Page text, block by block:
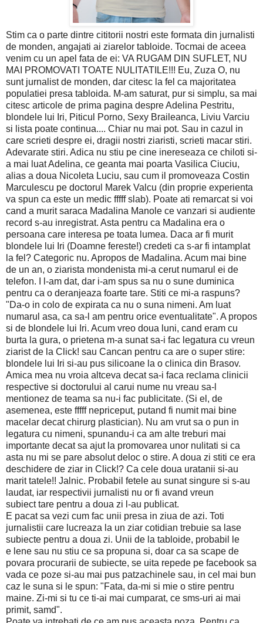
Stim ca o parte dintre cititorii nostri este formata din jurnalisti
de monden, angajati ai ziarelor tabloide. Tocmai de aceea
venim cu un apel fata de ei: VA RUGAM DIN SUFLET, NU
MAI PROMOVATI TOATE NULITATILE!!! Eu, Zuza O, nu
sunt jurnalist de monden, dar citesc la fel ca majoritatea
populatiei presa tabloida. M-am saturat, pur si simplu, sa mai
citesc articole de prima pagina despre Adelina Pestritu,
blondele lui Iri, Piticul Porno, Sexy Braileanca, Liviu Varciu
si lista poate continua.... Chiar nu mai pot. Sau in cazul in
care scrieti despre ei, dragii nostri ziaristi, scrieti macar stiri.
Adevarate stiri. Adica nu stiu pe cine inereseaza ce chiloti si-
a mai luat Adelina, ce geanta mai poarta Vasilica Ciuciu,
alias a doua Nicoleta Luciu, sau cum il promoveaza Costin
Marculescu pe doctorul Marek Valcu (din proprie experienta
va spun ca este un medic fffff slab). Poate ati remarcat si voi
cand a murit saraca Madalina Manole ce vanzari si audiente
record s-au inregistrat. Asta pentru ca Madalina era o
persoana care interesa pe toata lumea. Daca ar fi murit
blondele lui Iri (Doamne fereste!) credeti ca s-ar fi intamplat
la fel? Categoric nu. Apropos de Madalina. Acum mai bine
de un an, o ziarista mondenista mi-a cerut numarul ei de
telefon. I l-am dat, dar i-am spus sa nu o sune duminica
pentru ca o deranjeaza foarte tare. Stiti ce mi-a raspuns?
"Da-o in colo de expirata ca nu o suna nimeni. Am luat
numarul asa, ca sa-l am pentru orice eventualitate". A propos
si de blondele lui Iri. Acum vreo doua luni, cand eram cu
burta la gura, o prietena m-a sunat sa-i fac legatura cu vreun
ziarist de la Click! sau Cancan pentru ca are o super stire:
blondele lui Iri si-au pus silicoane la o clinica din Brasov.
Amica mea nu vroia altceva decat sa-i faca reclama clinicii
respective si doctorului al carui nume nu vreau sa-l
mentionez de teama sa nu-i fac publicitate. (Si el, de
asemenea, este fffff nepriceput, putand fi numit mai bine
macelar decat chirurg plastician). Nu am vrut sa o pun in
legatura cu nimeni, spunandu-i ca am alte treburi mai
importante decat sa ajut la promovarea unor nulitati si ca
asta nu mi se pare absolut deloc o stire. A doua zi stiti ce era
deschidere de ziar in Click!? Ca cele doua uratanii si-au
marit tatele!! Jalnic. Probabil fetele au sunat singure si s-au
laudat, iar respectivii jurnalisti nu or fi avand vreun
subiect tare pentru a doua zi l-au publicat.
E pacat sa vezi cum fac unii presa in ziua de azi. Toti
jurnalistii care lucreaza la un ziar cotidian trebuie sa lase
subiecte pentru a doua zi. Unii de la tabloide, probabil le
e lene sau nu stiu ce sa propuna si, doar ca sa scape de
povara procurarii de subiecte, se uita repede pe facebook sa
vada ce poze si-au mai pus patzachinele sau, in cel mai bun
caz le suna si le spun: "Fata, da-mi si mie o stire pentru
maine. Zi-mi si tu ce ti-ai mai cumparat, ce sms-uri ai mai
primit, samd".